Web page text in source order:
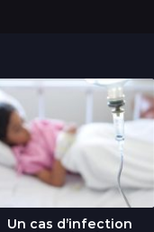
Un cas d’infection